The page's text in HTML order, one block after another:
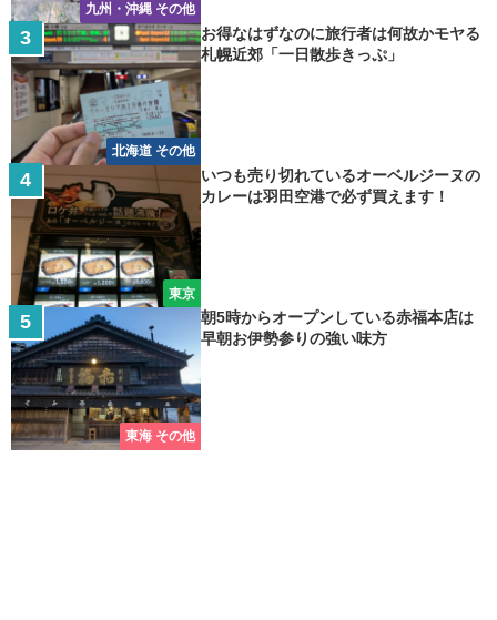
九州・沖縄 その他
北海道 その他
お得なはずなのに旅行者は何故かモヤる
札幌近郊「一日散歩きっぷ」
東京
いつも売り切れているオーベルジーヌの
カレーは羽田空港で必ず買えます！
東海 その他
朝5時からオープンしている赤福本店は
早朝お伊勢参りの強い味方